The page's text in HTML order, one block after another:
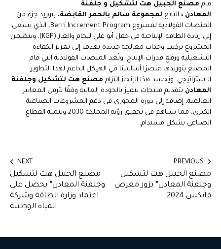
قام مصنع الجبيل هت لتشكيل و جلفنة
المعادن ، التابع لمجموعة سالم بالحمر القابضة، بتوريد جزء من
المنصات الفولاذية لمشروع Berri Increment Program، الذي يسعى
إلى زيادة الطاقة الإنتاجية في حقل أبو علي للخام والغاز (KGP). ويتضمن
المشروع تركيب وحدات معالجة جديدة تهدف إلى تعزيز الكفاءة
التشغيلية ورفع قدرات الإنتاج. وتُعد المنصات الفولاذية التي قام
المصنع بتوريدها عنصرًا أساسيًا في الهيكل الداعم لهذا التطوير
الاستراتيجي. ويُجسد هذا الإنجاز التزام مصنع هت لتشكيل وجلفنة
المعادن بتقديم منتجات تتميز بالجودة العالية وفقًا لأرقى المعايير
العالمية، إضافة إلى دوره المحوري في دعم المشروعات الصناعية
الكبرى، مما يساهم في تحقيق رؤية المملكة 2030 وتنمية القطاع
الصناعي بشكل مستدام.
PREVIOUS
مصنع الجبيل هت لتشكيل
وجلفنة المعادن” يزور معرض
فابكس 2024
NEXT
مصنع الجبيل هت لتشكيل
وجلفنة المعادن” يحصل على
اعتماد وزارة الطاقة وشركة
المياه الوطنية